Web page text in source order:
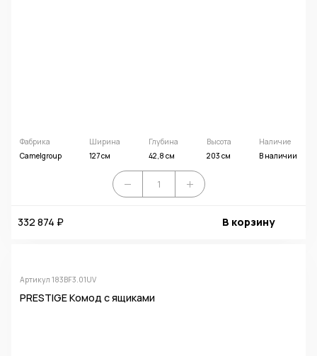
Фабрика
Camelgroup
Ширина
127 см
Глубина
42,8 см
Высота
203 см
Наличие
В наличии
332 874 ₽ В корзину
Артикул 183BF3.01UV
PRESTIGE Комод c ящиками